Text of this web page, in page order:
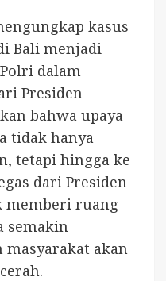
kasus
Bali menjadi
dalam
Presiden
bahwa upaya
tidak hanya
tetapi hingga ke
dari Presiden
memberi ruang
semakin
akan